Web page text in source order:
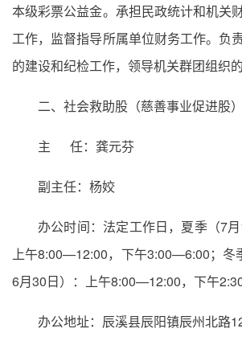
本级彩票公益金。承担民政统计和机关
工作，监督指导所属单位财务工作。负
的建设和纪检工作，领导机关群团组织的
二、社会救助股（慈善事业促进股）
主 任：龚元芬
副主任：杨姣
办公时间：法定工作日，夏季（7
上午8:00—12:00，下午3:00—6:00；
6月30日）：上午8:00—12:00，下午
办公地址：辰溪县辰阳镇辰州北路